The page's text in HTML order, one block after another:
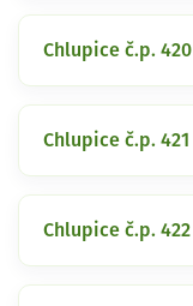
Chlupice č.p. 420
Chlupice č.p. 421
Chlupice č.p. 422